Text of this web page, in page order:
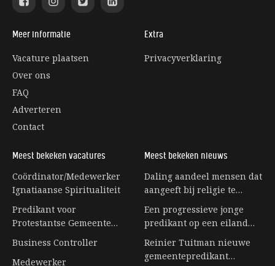
Meer informatie
Vacature plaatsen
Over ons
FAQ
Adverteren
Contact
Extra
Privacyverklaring
Meest bekeken vacatures
Coördinator/Medewerker
Ignatiaanse Spiritualiteit
Predikant voor
Protestantse Gemeente
Eerbeek
Business Controller
Medewerker
Meest bekeken nieuws
Daling aandeel mensen dat
aangeeft bij religie te
horen stagneert
Een progressieve jonge
predikant op een eiland
vol senioren
Reinier Tuitman nieuwe
gemeentepredikant